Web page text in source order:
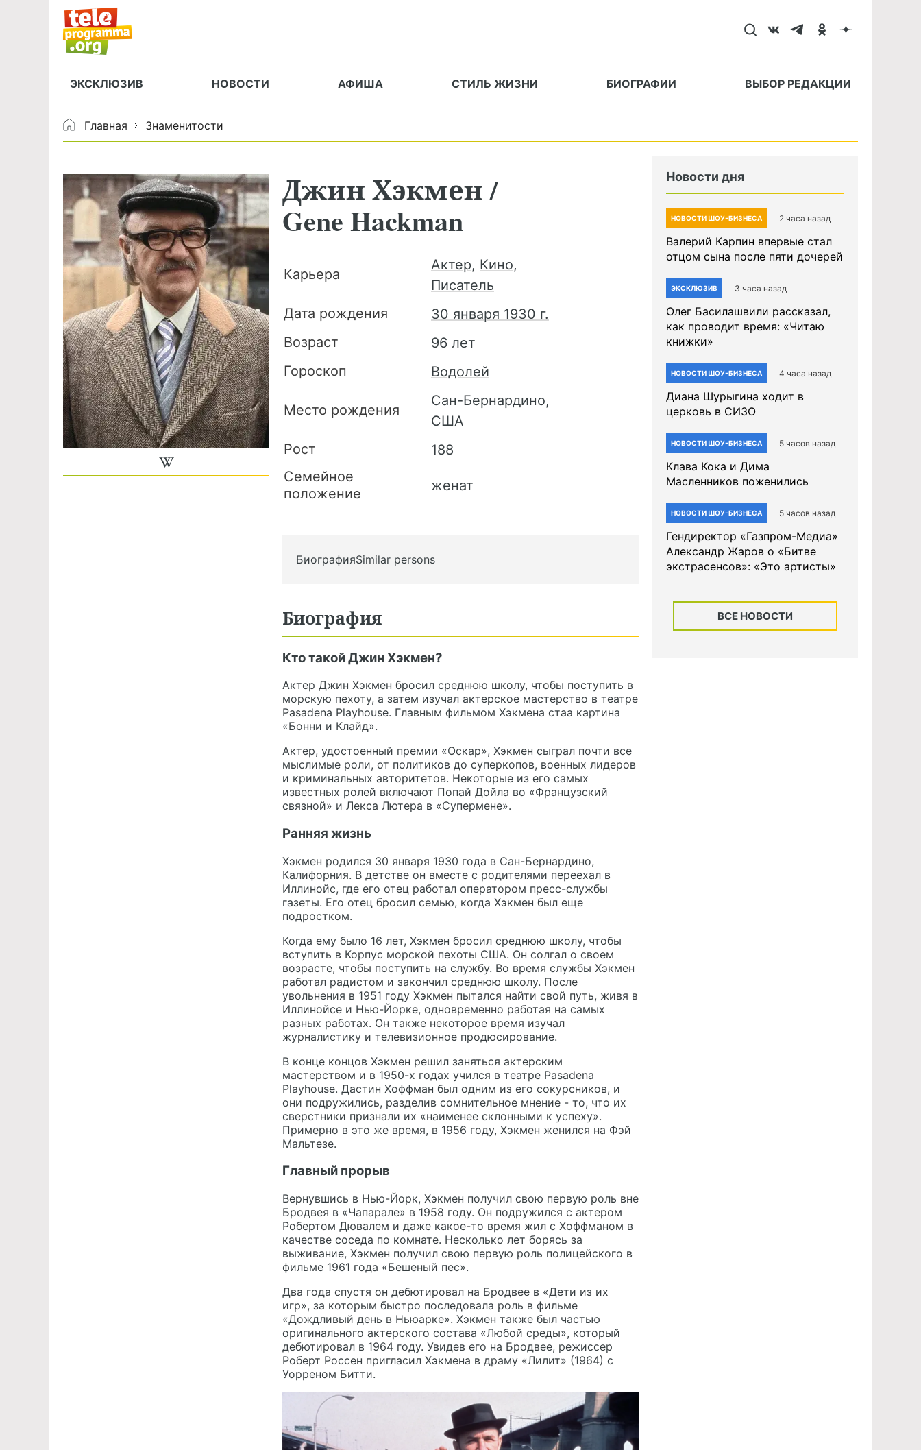
ЭКСКЛЮЗИВ НОВОСТИ АФИША СТИЛЬ ЖИЗНИ БИОГРАФИИ ВЫБОР РЕДАКЦИИ
Главная Знаменитости
ДжинХэкмен/
Gene Hackman
Карьера
Актер, Кино,
Писатель
Дата рождения
30 января 1930 г.
Возраст
96 лет
Гороскоп
Водолей
Место рождения
Сан-Бернардино,
США
Рост
188
Семейное
положение
женат
БиографияSimilar persons
Биография
Кто такой Джин Хэкмен?
Актер Джин Хэкмен бросил среднюю школу, чтобы поступить в
морскую пехоту, а затем изучал актерское мастерство в театре
Pasadena Playhouse. Главным фильмом Хэкмена стаа картина
«Бонни и Клайд».
Актер, удостоенный премии «Оскар», Хэкмен сыграл почти все
мыслимые роли, от политиков до суперкопов, военных лидеров
и криминальных авторитетов. Некоторые из его самых
известных ролей включают Попай Дойла во «Французский
связной» и Лекса Лютера в «Супермене».
Ранняя жизнь
Хэкмен родился 30 января 1930 года в Сан-Бернардино,
Калифорния. В детстве он вместе с родителями переехал в
Иллинойс, где его отец работал оператором пресс-службы
газеты. Его отец бросил семью, когда Хэкмен был еще
подростком.
Когда ему было 16 лет, Хэкмен бросил среднюю школу, чтобы
вступить в Корпус морской пехоты США. Он солгал о своем
возрасте, чтобы поступить на службу. Во время службы Хэкмен
работал радистом и закончил среднюю школу. После
увольнения в 1951 году Хэкмен пытался найти свой путь, живя в
Иллинойсе и Нью-Йорке, одновременно работая на самых
разных работах. Он также некоторое время изучал
журналистику и телевизионное продюсирование.
В конце концов Хэкмен решил заняться актерским
мастерством и в 1950-х годах учился в театре Pasadena
Playhouse. Дастин Хоффман был одним из его сокурсников, и
они подружились, разделив сомнительное мнение - то, что их
сверстники признали их «наименее склонными к успеху».
Примерно в это же время, в 1956 году, Хэкмен женился на Фэй
Мальтезе.
Главный прорыв
Вернувшись в Нью-Йорк, Хэкмен получил свою первую роль вне
Бродвея в «Чапарале» в 1958 году. Он подружился с актером
Робертом Дювалем и даже какое-то время жил с Хоффманом в
качестве соседа по комнате. Несколько лет борясь за
выживание, Хэкмен получил свою первую роль полицейского в
фильме 1961 года «Бешеный пес».
Два года спустя он дебютировал на Бродвее в «Дети из их
игр», за которым быстро последовала роль в фильме
«Дождливый день в Ньюарке». Хэкмен также был частью
оригинального актерского состава «Любой среды», который
дебютировал в 1964 году. Увидев его на Бродвее, режиссер
Роберт Россен пригласил Хэкмена в драму «Лилит» (1964) с
Уорреном Битти.
Новости дня
НОВОСТИ ШОУ-БИЗНЕСА 2 часа назад
Валерий Карпин впервые стал
отцом сына после пяти дочерей
ЭКСКЛЮЗИВ 3 часа назад
Олег Басилашвили рассказал,
как проводит время: «Читаю
книжки»
НОВОСТИ ШОУ-БИЗНЕСА 4 часа назад
Диана Шурыгина ходит в
церковь в СИЗО
НОВОСТИ ШОУ-БИЗНЕСА 5 часов назад
Клава Кока и Дима
Масленников поженились
НОВОСТИ ШОУ-БИЗНЕСА 5 часов назад
Гендиректор «Газпром-Медиа»
Александр Жаров о «Битве
экстрасенсов»: «Это артисты»
ВСЕ НОВОСТИ